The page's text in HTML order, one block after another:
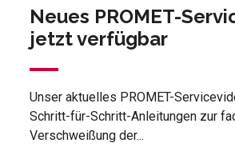
Neues PROMET-
jetzt verfügbar
Unser aktuelles PROMET-
Schritt-für-Schritt-Anleitungen zur
Verschweißung der...